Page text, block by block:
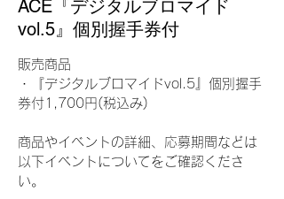
ACE『デジタルブロマイド
vol.5』個別握手券付
販売商品
・『デジタルブロマイドvol.5』個別握手
券付1,700円(税込み)
商品やイベントの詳細、応募期間などは
以下イベントについてをご確認くださ
い。